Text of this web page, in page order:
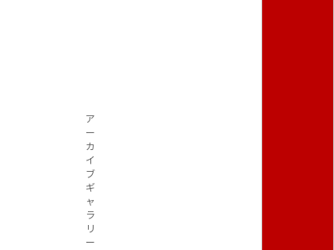
ア
ー
カ
イ
ブ
ギ
ャ
ラ
リ
ー